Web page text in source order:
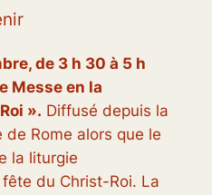
de 3 h 30 à 5 h
Messe en la
». Diffusé depuis la
Rome alors que le
la liturgie
du Christ-Roi. La